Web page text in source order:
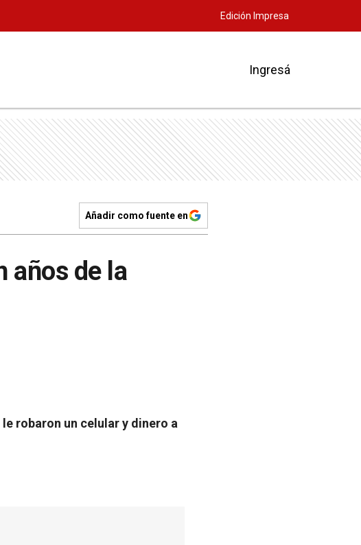
Edición Impresa
Ingresá
Añadir como fuente en
años de la
robaron un celular y dinero a